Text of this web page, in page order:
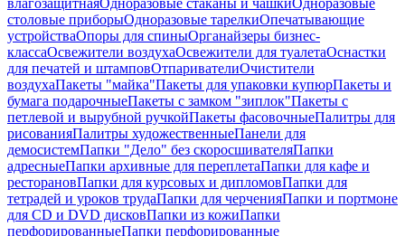
влагозащитнаяОдноразовые стаканы и чашкиОдноразовые
столовые приборыОдноразовые тарелкиОпечатывающие
устройстваОпоры для спиныОрганайзеры бизнес-
классаОсвежители воздухаОсвежители для туалетаОснастки
для печатей и штамповОтпаривателиОчистители
воздухаПакеты "майка"Пакеты для упаковки купюрПакеты и
бумага подарочныеПакеты с замком "зиплок"Пакеты с
петлевой и вырубной ручкойПакеты фасовочныеПалитры для
рисованияПалитры художественныеПанели для
демосистемПапки "Дело" без скоросшивателяПапки
адресныеПапки архивные для переплетаПапки для кафе и
ресторановПапки для курсовых и дипломовПапки для
тетрадей и уроков трудаПапки для черченияПапки и портмоне
для CD и DVD дисковПапки из кожиПапки
перфорированныеПапки перфорированные